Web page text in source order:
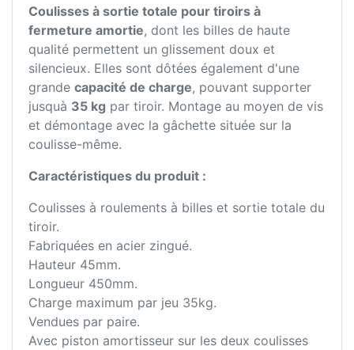
Coulisses à sortie totale pour tiroirs à
fermeture amortie, dont les billes de haute
qualité permettent un glissement doux et
silencieux. Elles sont dôtées également d'une
grande capacité de charge, pouvant supporter
jusquà 35 kg par tiroir. Montage au moyen de vis
et démontage avec la gâchette située sur la
coulisse-même.
Caractéristiques du produit :
Coulisses à roulements à billes et sortie totale du
tiroir.
Fabriquées en acier zingué.
Hauteur 45mm.
Longueur 450mm.
Charge maximum par jeu 35kg.
Vendues par paire.
Avec piston amortisseur sur les deux coulisses